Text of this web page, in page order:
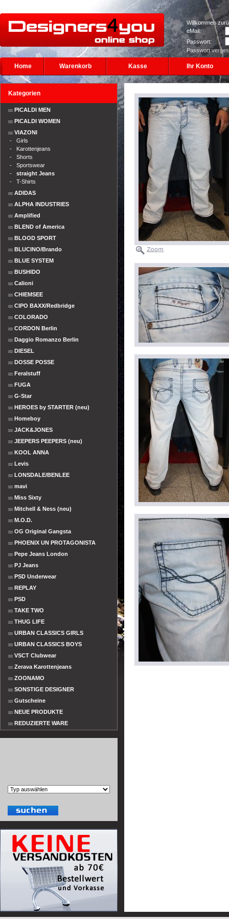
Willkommen
eMail:
Passwort:
Passwort
Home Warenkorb Kasse Ihr Konto
Kategorien
PICALDI MEN
PICALDI WOMEN
VIAZONI
- Girls
- Karottenjeans
- Shorts
- Sportswear
- straight Jeans
- T-Shirts
ADIDAS
ALPHA INDUSTRIES
Amplified
BLEND of America
BLOOD SPORT
BLUCINO/Brando
BLUE SYSTEM
BUSHIDO
Calioni
CHIEMSEE
CIPO BAXX/Redbridge
COLORADO
CORDON Berlin
Daggio Romanzo Berlin
DIESEL
DOSSE POSSE
Feralstuff
FUGA
G-Star
HEROES by STARTER (neu)
Homeboy
JACK&JONES
JEEPERS PEEPERS (neu)
KOOL ANNA
Levis
LONSDALE/BENLEE
mavi
Miss Sixty
Mitchell & Ness (neu)
M.O.D.
OG Original Gangsta
PHOENIX UN PROTAGONISTA
Pepe Jeans London
PJ Jeans
PSD Underwear
REPLAY
PSD
TAKE TWO
THUG LIFE
URBAN CLASSICS GIRLS
URBAN CLASSICS BOYS
VSCT Clubwear
Zerava Karottenjeans
ZOONAMO
SONSTIGE DESIGNER
Gutscheine
NEUE PRODUKTE
REDUZIERTE WARE